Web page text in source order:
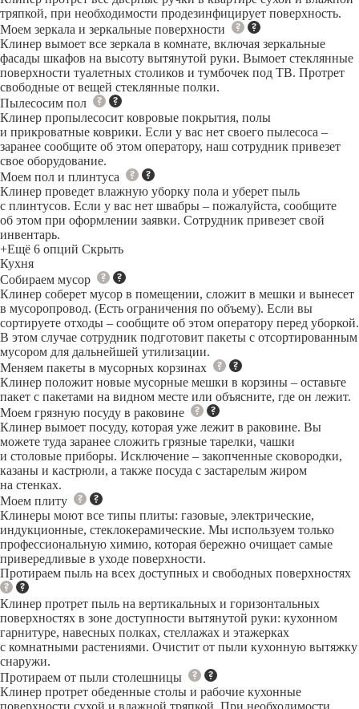
тряпкой, при необходимости продезинфицирует поверхность.
Моем зеркала и зеркальные поверхности
Клинер вымоет все зеркала в комнате, включая зеркальные
фасады шкафов на высоту вытянутой руки. Вымоет стеклянные
поверхности туалетных столиков и тумбочек под ТВ. Протрет
свободные от вещей стеклянные полки.
Пылесосим пол
Клинер пропылесосит ковровые покрытия, полы
и прикроватные коврики. Если у вас нет своего пылесоса –
заранее сообщите об этом оператору, наш сотрудник привезет
свое оборудование.
Моем пол и плинтуса
Клинер проведет влажную уборку пола и уберет пыль
с плинтусов. Если у вас нет швабры – пожалуйста, сообщите
об этом при оформлении заявки. Сотрудник привезет свой
инвентарь.
+Ещё 6 опций Скрыть
Кухня
Собираем мусор
Клинер соберет мусор в помещении, сложит в мешки и вынесет
в мусоропровод. (Есть ограничения по объему). Если вы
сортируете отходы – сообщите об этом оператору перед уборкой.
В этом случае сотрудник подготовит пакеты с отсортированным
мусором для дальнейшей утилизации.
Меняем пакеты в мусорных корзинах
Клинер положит новые мусорные мешки в корзины – оставьте
пакет с пакетами на видном месте или объясните, где он лежит.
Моем грязную посуду в раковине
Клинер вымоет посуду, которая уже лежит в раковине. Вы
можете туда заранее сложить грязные тарелки, чашки
и столовые приборы. Исключение – закопченные сковородки,
казаны и кастрюли, а также посуда с застарелым жиром
на стенках.
Моем плиту
Клинеры моют все типы плиты: газовые, электрические,
индукционные, стеклокерамические. Мы используем только
профессиональную химию, которая бережно очищает самые
привередливые в уходе поверхности.
Протираем пыль на всех доступных и свободных поверхностях
Клинер протрет пыль на вертикальных и горизонтальных
поверхностях в зоне доступности вытянутой руки: кухонном
гарнитуре, навесных полках, стеллажах и этажерках
с комнатными растениями. Очистит от пыли кухонную вытяжку
снаружи.
Протираем от пыли столешницы
Клинер протрет обеденные столы и рабочие кухонные